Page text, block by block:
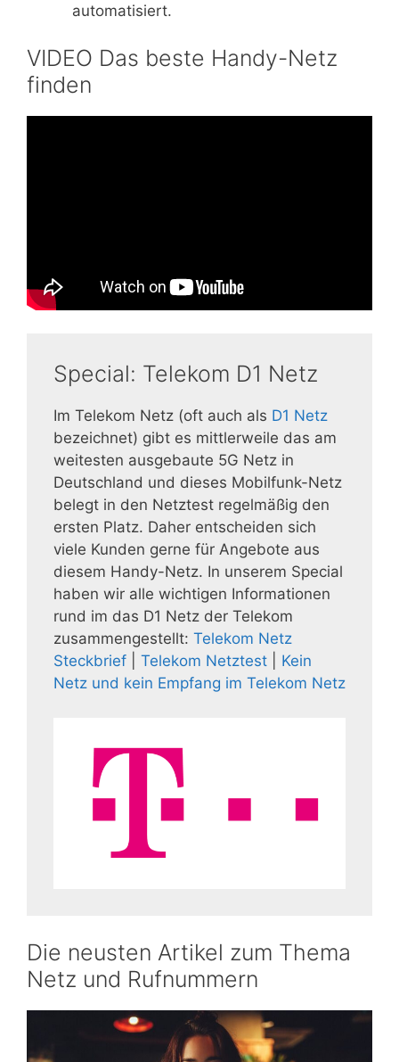
automatisiert.
VIDEO Das beste Handy-Netz
finden
Special: Telekom D1 Netz
Im Telekom Netz (oft auch als D1 Netz
bezeichnet) gibt es mittlerweile das am
weitesten ausgebaute 5G Netz in
Deutschland und dieses Mobilfunk-Netz
belegt in den Netztest regelmäßig den
ersten Platz. Daher entscheiden sich
viele Kunden gerne für Angebote aus
diesem Handy-Netz. In unserem Special
haben wir alle wichtigen Informationen
rund im das D1 Netz der Telekom
zusammengestellt: Telekom Netz
Steckbrief
Telekom Netztest
Kein
Netz und kein Empfang im Telekom Netz
Die neusten Artikel zum Thema
Netz und Rufnummern